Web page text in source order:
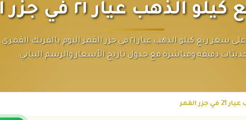
الذهب عيار ٢١ في جزر القمر
تعرّف على سعر ربع كيلو الذهب عيار ٢١ في جزر القمر اليوم بالفرنك القمري.
دقيقة ومباشرة مع جدول تاريخ الأسعار والرسم البياني.
القمر